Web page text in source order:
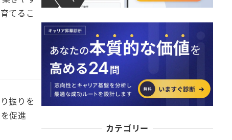
てるこ
振りを
促進
カテゴリー